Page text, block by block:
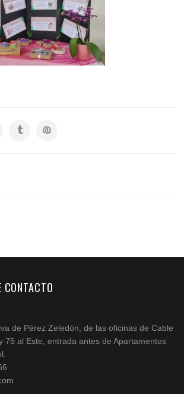
CONTACTO
de Pérez Zeledón, de las oficinas de Cable
75 al Este, entrada antes de Apartamentos